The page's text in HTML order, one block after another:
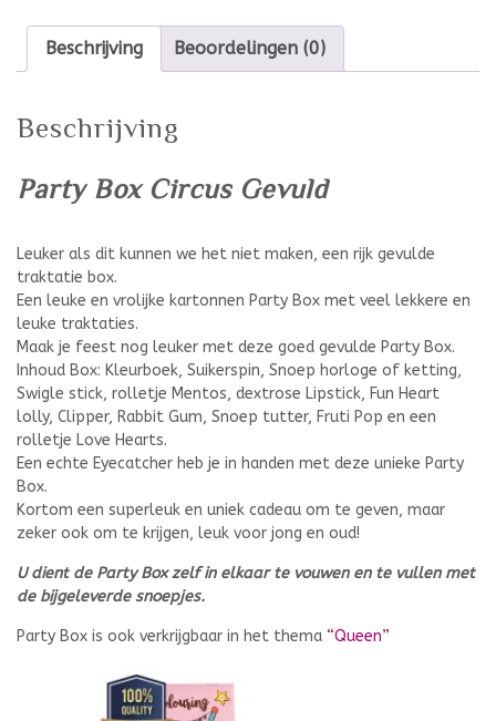
Beschrijving Beoordelingen (0)
Beschrijving
Party Box Circus Gevuld
Leuker als dit kunnen we het niet maken, een rijk gevulde
traktatie box.
Een leuke en vrolijke kartonnen Party Box met veel lekkere en
leuke traktaties.
Maak je feest nog leuker met deze goed gevulde Party Box.
Inhoud Box: Kleurboek, Suikerspin, Snoep horloge of ketting,
Swigle stick, rolletje Mentos, dextrose Lipstick, Fun Heart
lolly, Clipper, Rabbit Gum, Snoep tutter, Fruti Pop en een
rolletje Love Hearts.
Een echte Eyecatcher heb je in handen met deze unieke Party
Box.
Kortom een superleuk en uniek cadeau om te geven, maar
zeker ook om te krijgen, leuk voor jong en oud!
U dient de Party Box zelf in elkaar te vouwen en te vullen met
de bijgeleverde snoepjes.
Party Box is ook verkrijgbaar in het thema “Queen”